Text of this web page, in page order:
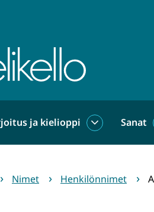
ja kielioppi Sanat
Nimet Henkilönnimet